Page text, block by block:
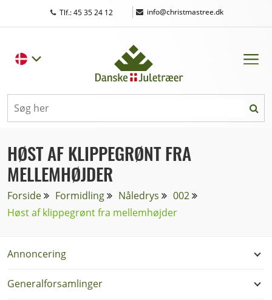
Tlf.: 45 35 24 12 | info@christmastree.dk
HØST AF KLIPPEGRØNT FRA
MELLEMHØJDER
Forside Formidling Nåledrys
002
Høst af klippegrønt fra mellemhøjder
Annoncering
Generalforsamlinger